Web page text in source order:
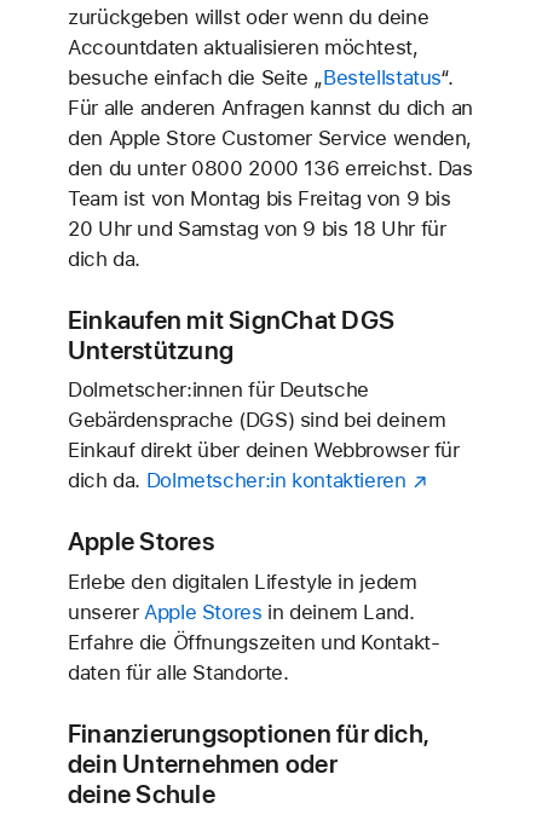
zurückgeben willst oder wenn du deine
Accountdaten aktualisieren möchtest,
besuche einfach die Seite „Bestellstatus“.
Für alle anderen Anfragen kannst du dich an
den Apple Store Customer Service wenden,
den du unter 0800 2000 136 erreichst. Das
Team ist von Montag bis Freitag von 9 bis
20 Uhr und Samstag von 9 bis 18 Uhr für
dich da.
Einkaufen mit SignChat DGS
Unterstützung
Dolmetscher:innen für Deutsche
Gebärden­sprache (DGS) sind bei deinem
Einkauf direkt über deinen Webbrowser für
dich da. Dolmetscher:in kontaktieren
Apple Stores
Erlebe den digitalen Lifestyle in jedem
unserer Apple Stores in deinem Land.
Erfahre die Öffnungs­­zeiten und Kontakt­
daten für alle Standorte.
Finanzierungs­optionen für dich,
dein Unternehmen oder
deine Schule